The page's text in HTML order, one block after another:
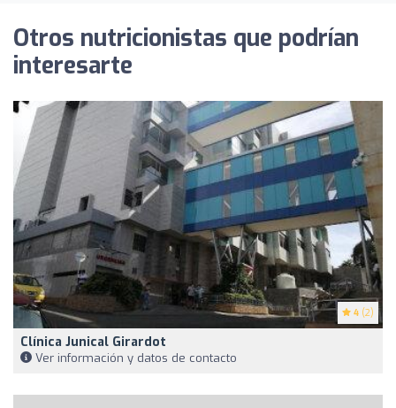
Otros nutricionistas que podrían
interesarte
4 (2)
Clínica Junical Girardot
Ver información y datos de contacto